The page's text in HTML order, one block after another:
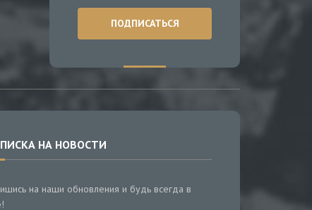
НА НОВОСТИ
на наши обновления и будь всегда в